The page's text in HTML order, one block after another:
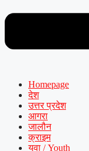
Homepage
देश
उत्तर प्रदेश
आगरा
जालौन
क्राइम
युवा / Youth